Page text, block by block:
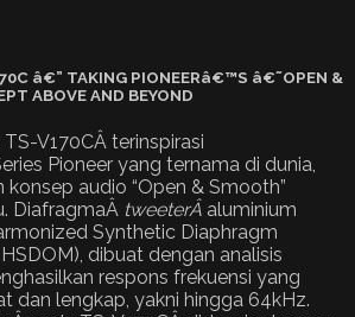
â€” TAKING PIONEERâ€™S â€˜OPEN &
ABOVE AND BEYOND
V170CÂ terinspirasi
Pioneer yang ternama di dunia,
audio “Open & Smooth”
DiafragmaÂ tweeterÂ aluminium
Synthetic Diaphragm
dibuat dengan analisis
respons frekuensi yang
dan lengkap, yakni hingga 64kHz.